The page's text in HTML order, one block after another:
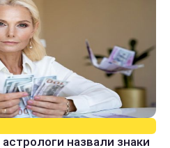
назвали знаки